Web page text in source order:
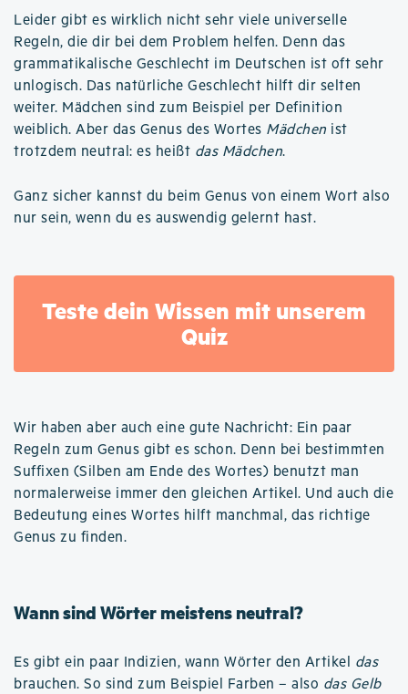
Leider gibt es wirklich nicht sehr viele universelle
Regeln, die dir bei dem Problem helfen. Denn das
grammatikalische Geschlecht im Deutschen ist oft sehr
unlogisch. Das natürliche Geschlecht hilft dir selten
weiter. Mädchen sind zum Beispiel per Definition
weiblich. Aber das Genus des Wortes Mädchen ist
trotzdem neutral: es heißt das Mädchen.
Ganz sicher kannst du beim Genus von einem Wort also
nur sein, wenn du es auswendig gelernt hast.
Teste dein Wissen mit unserem
Quiz
Wir haben aber auch eine gute Nachricht: Ein paar
Regeln zum Genus gibt es schon. Denn bei bestimmten
Suffixen (Silben am Ende des Wortes) benutzt man
normalerweise immer den gleichen Artikel. Und auch die
Bedeutung eines Wortes hilft manchmal, das richtige
Genus zu finden.
Wann sind Wörter meistens neutral?
Es gibt ein paar Indizien, wann Wörter den Artikel das
brauchen. So sind zum Beispiel Farben – also das Gelb